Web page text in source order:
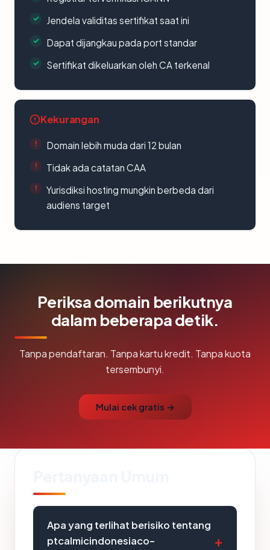
Jendela validitas sertifikat saat ini
Dapat dijangkau pada port standar
Sertifikat dikeluarkan oleh CA terkenal
Kekurangan
Domain lebih muda dari 12 bulan
Tidak ada catatan CAA
Yurisdiksi hosting mungkin berbeda dari
audiens target
Periksa domain berikutnya
dalam beberapa detik.
Tanpa pendaftaran. Tanpa kartu kredit. Tanpa kuota
tersembunyi.
Mulai cek gratis →
Apa yang terlihat berisiko tentang
ptcalmicindonesiaco-